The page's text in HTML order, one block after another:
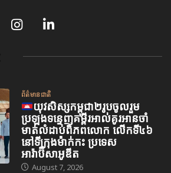
ព័ត៌មានជាតិ
យុវសិស្សកម្ពុជា២រូបចូលរួម
ប្រឡងទន្ទេញគម្ពីរអាល់គូរអានចាំ
មាត់លំដាប់ពិភពលោក លើកទី៤៦
នៅទីក្រុងម៉ាក់កះ ប្រទេស
អារ៉ាប៊ីសាអូឌីត
August 7, 2026